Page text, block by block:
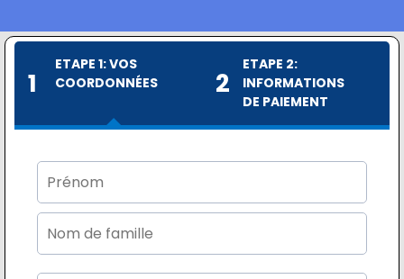
1
ETAPE 1: VOS
COORDONNÉES
2
ETAPE 2:
INFORMATIONS
DE PAIEMENT